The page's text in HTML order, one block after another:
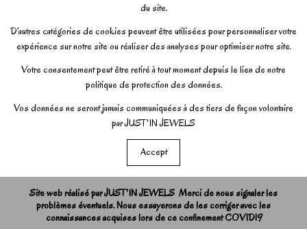
du site.
D’autres catégories de cookies peuvent être utilisées pour personnaliser votre
expérience sur notre site ou réaliser des analyses pour optimiser notre site.
Votre consentement peut être retiré à tout moment depuis le lien de notre
politique de protection des données.
Vos données ne seront jamais communiquées à des tiers de façon volontaire
par JUST'IN JEWELS
Accept
Site web réalisé par JUST'IN JEWELS Merci de nous signaler les
problèmes éventuels. Nous essayerons de les corriger avec les
connaissances acquises lors de ce confinement COVID19